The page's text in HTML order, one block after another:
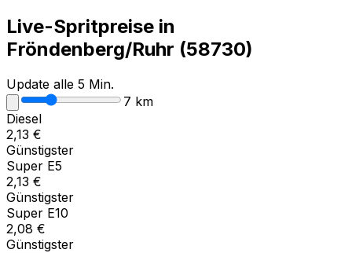
Live-Spritpreise in
Fröndenberg/Ruhr (58730)
Update alle 5 Min.
7 km
Diesel
2,13 €
Günstigster
Super E5
2,13 €
Günstigster
Super E10
2,08 €
Günstigster